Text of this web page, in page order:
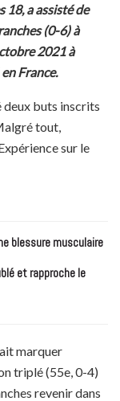
18, a assisté de
(0-6) à
2021 à
France.
deux buts inscrits
tout,
sur le
blessure musculaire
et rapproche le
marquer
triplé (55e, 0-4)
revenir dans